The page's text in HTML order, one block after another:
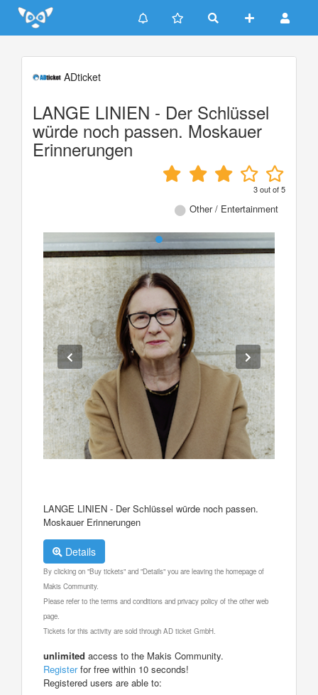
Update cookies preferences
ADticket
LANGE LINIEN - Der Schlüssel
würde noch passen. Moskauer
Erinnerungen
3out of5
Other / Entertainment
LANGE LINIEN - Der Schlüssel würde noch passen.
Moskauer Erinnerungen
Details
By clicking on "Buy tickets" and "Details" you are leaving the homepage of
Makis Community.
Please refer to the terms and conditions and privacy policy of the other web
page.
Tickets for this activity are sold through AD ticket GmbH.
unlimited access to the Makis Community.
Registerfor free within 10 seconds!
Registered users are able to: